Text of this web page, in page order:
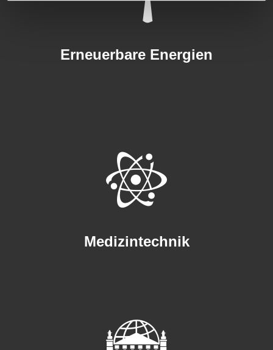
Erneuerbare Energien
Medizintechnik